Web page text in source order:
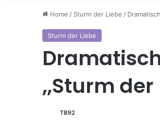
Home / Sturm der Liebe /
Sturm der Liebe
,,Sturm der
TB92